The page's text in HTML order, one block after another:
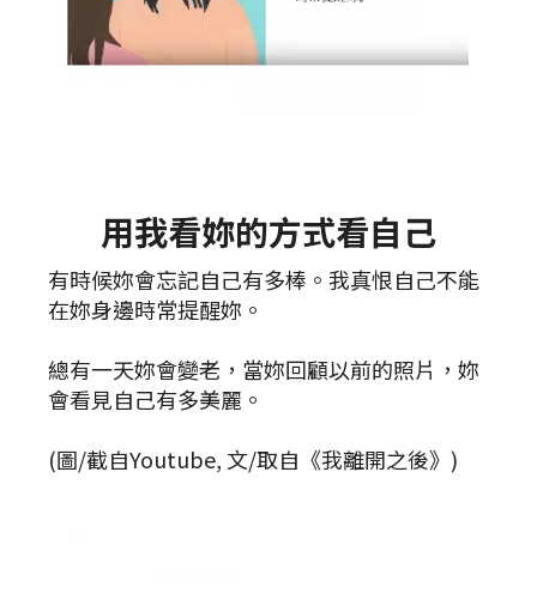
用我看妳的方式看自己
有時候妳會忘記自己有多棒。我真恨自己不能
在妳身邊時常提醒妳。
總有一天妳會變老，當妳回顧以前的照片，妳
會看見自己有多美麗。
(圖/截自Youtube, 文/取自《我離開之後》)